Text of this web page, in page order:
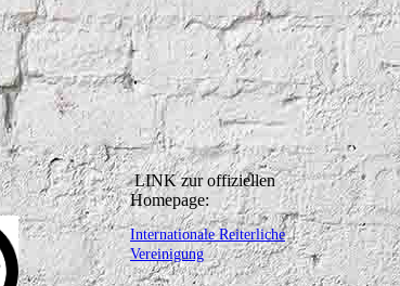
LINK zur offiziellen
Homepage:
Internationale Reiterliche
Vereinigung